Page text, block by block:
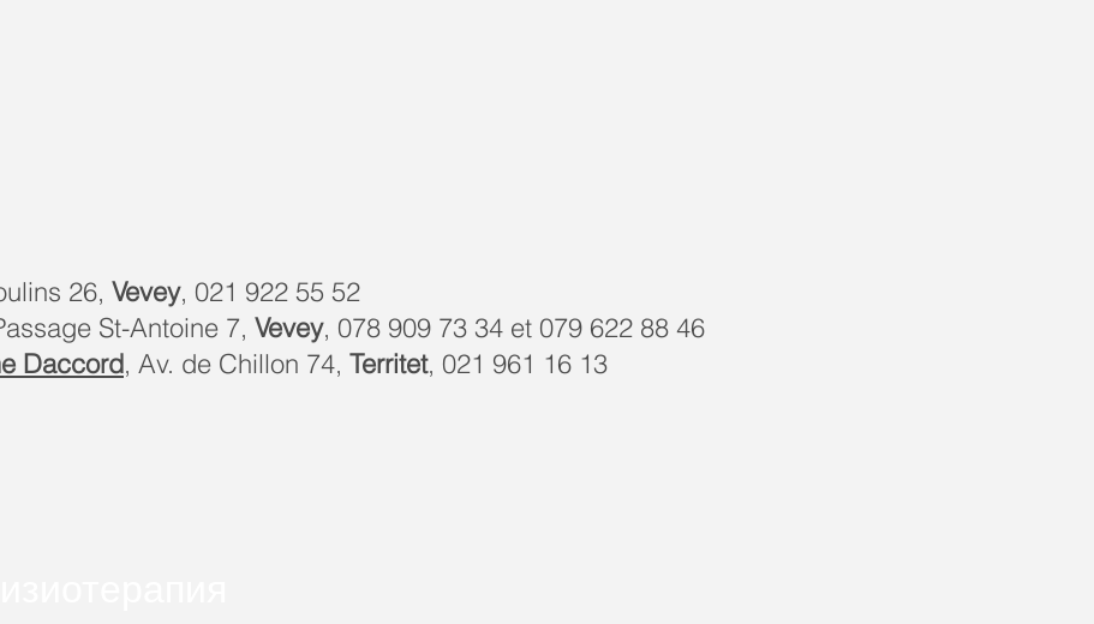
26, Vevey, 021 922 55 52
St-Antoine 7, Vevey, 078 909 73 34 et 079 622 88 46
Daccord, Av. de Chillon 74, Territet, 021 961 16 13